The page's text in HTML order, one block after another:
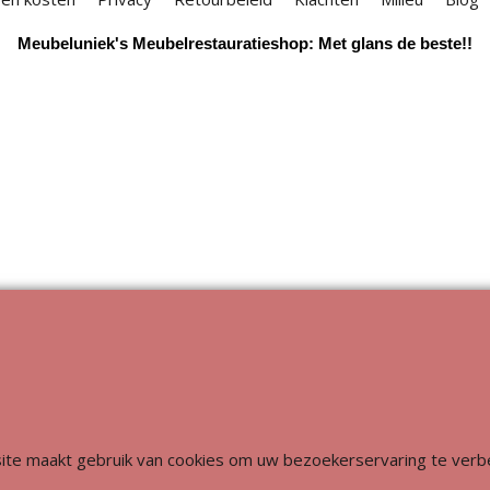
Meubeluniek's Meubelrestauratieshop: Met glans de beste!!
maakt gebruik van cookies om uw bezoekerservaring te